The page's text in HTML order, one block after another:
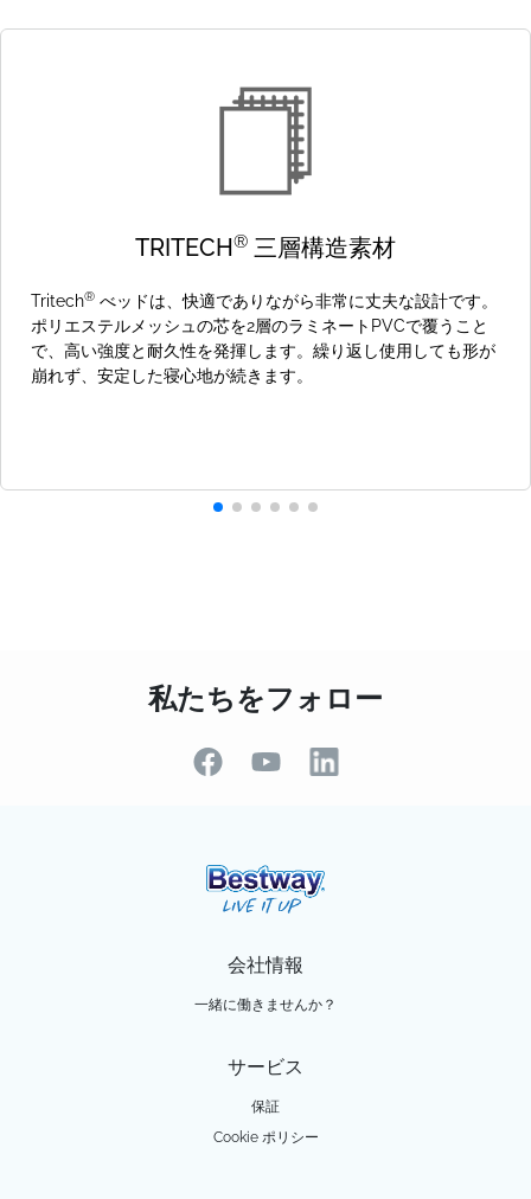
私たちをフォロー
会社情報
一緒に働きませんか？
サービス
保証
Cookie ポリシー